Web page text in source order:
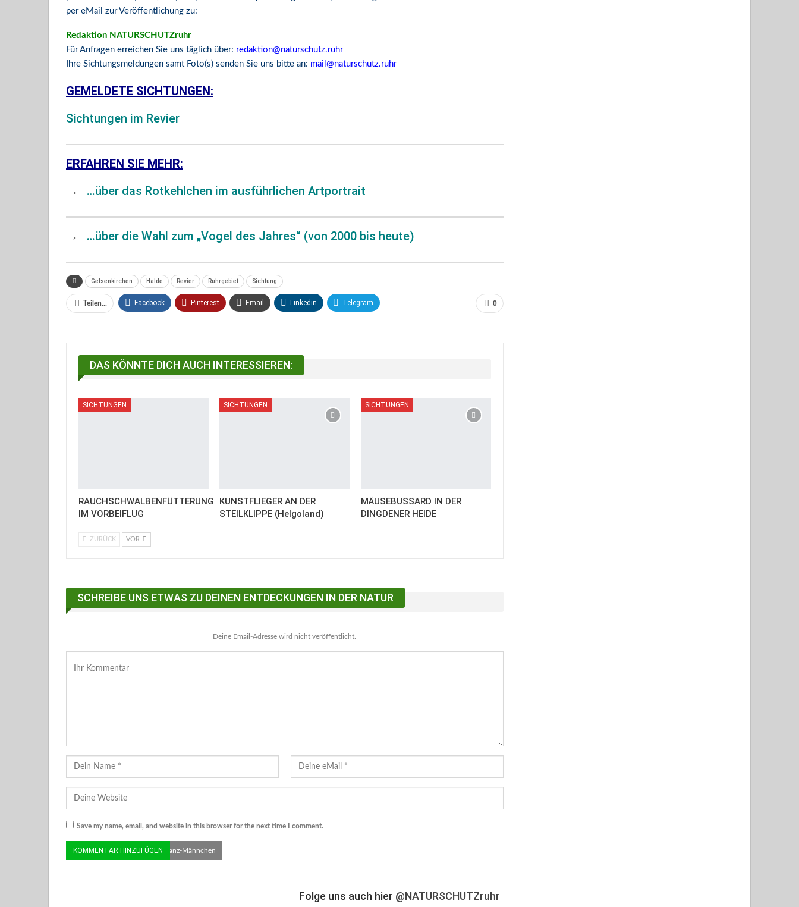
© Edith Gärtner | Hausrotschwanz-Männchen
per eMail zur Veröffentlichung zu:
Redaktion NATURSCHUTZruhr
Für Anfragen erreichen Sie uns täglich über: redaktion@naturschutz.ruhr
Ihre Sichtungsmeldungen samt Foto(s) senden Sie uns bitte an: mail@naturschutz.ruhr
GEMELDETE SICHTUNGEN:
Sichtungen im Revier
ERFAHREN SIE MEHR:
→ …über das Rotkehlchen im ausführlichen Artportrait
→ …über die Wahl zum „Vogel des Jahres“ (von 2000 bis heute)
Gelsenkirchen Halde Revier Ruhrgebiet Sichtung
0
Teilen... Facebook Pinterest Email Linkedin Telegram
DAS KÖNNTE DICH AUCH INTERESSIEREN:
SICHTUNGEN
RAUCHSCHWALBENFÜTTERUNG
IM VORBEIFLUG
SICHTUNGEN
KUNSTFLIEGER AN DER
STEILKLIPPE (Helgoland)
SICHTUNGEN
MÄUSEBUSSARD IN DER
DINGDENER HEIDE
ZURÜCK VOR
SCHREIBE UNS ETWAS ZU DEINEN ENTDECKUNGEN IN DER NATUR
Deine Email-Adresse wird nicht veröffentlicht.
Save my name, email, and website in this browser for the next time I comment.
Folge uns auch hier @NATURSCHUTZruhr